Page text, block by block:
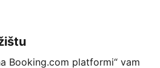
Booking.com platformi“ vam